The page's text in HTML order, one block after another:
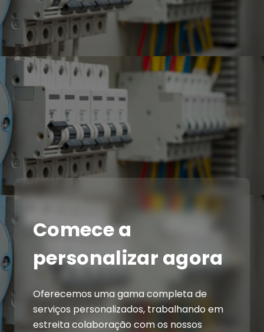
Comece a
personalizar agora
Oferecemos uma gama completa de
serviços personalizados, trabalhando em
estreita colaboração com os nossos